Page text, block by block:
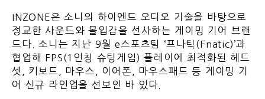
INZONE은 소니의 하이엔드 오디오 기술을 바탕으로
정교한 사운드와 몰입감을 선사하는 게이밍 기어 브랜
드다. 소니는 지난 9월 e스포츠팀 ‘프나틱(Fnatic)’과
협업해 FPS(1인칭 슈팅게임) 플레이에 최적화된 헤드
셋, 키보드, 마우스, 이어폰, 마우스패드 등 게이밍 기
어 신규 라인업을 선보인 바 있다.